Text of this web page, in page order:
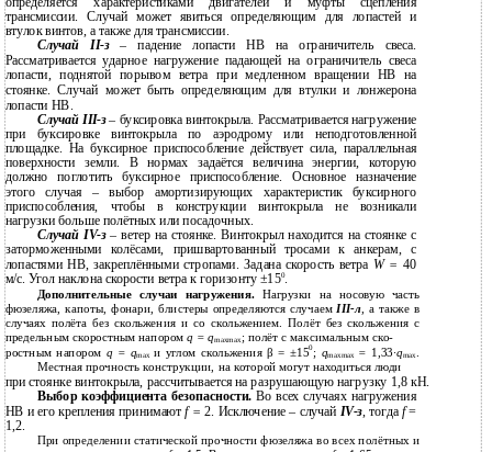
трансмиссии. Случай может явиться определяющим для лопастей и
втулок винтов, а также для трансмиссии.
СлучайII-з
– падение лопасти НВ на ограничитель свеса.
Рассматривается ударное нагружение падающей на ограничитель свеса
лопасти, поднятой порывом ветра при медленном вращении НВ на
стоянке. Случай может быть определяющим для втулки и лонжерона
лопасти НВ.
СлучайIII-з – буксировка винтокрыла. Рассматривается нагружение
при буксировке винтокрыла по аэродрому или неподготовленной
площадке. На буксирное приспособление действует сила, параллельная
поверхности земли. В нормах задаётся величина энергии, которую
должно поглотить буксирное приспособление. Основное назначение
этого случая – выбор амортизирующих характеристик буксирного
приспособления, чтобы в конструкции винтокрыла не возникали
нагрузки больше полётных или посадочных.
Случай IV-з – ветер на стоянке. Винтокрыл находится на стоянке с
заторможенными колёсами, пришвартованный тросами к анкерам, с
лопастями НВ, закреплёнными стропами. Задана скорость ветра W = 40
м/с. Угол наклона скорости ветра к горизонту ±150.
Дополнительные случаи нагружения. Нагрузки на носовую часть
фюзеляжа, капоты, фонари, блистеры определяются случаем III-л, а также в
случаях полёта без скольжения и со скольжением. Полёт без скольжения с
предельным скоростным напоромq = qmaxmax ; полёт с максимальным ско-
ростным напором q = qmахи углом скольжения β = ±150; qmaxmax = 1,33·qmах.
Местная прочность конструкции, на которой могут находиться люди
при стоянке винтокрыла, рассчитывается на разрушающую нагрузку 1,8 кН.
Выбор коэффициента безопасности.Во всех случаях нагружения
НВ и его крепления принимаютf = 2. Исключение – случай IV-з,тогда f=
1,2.
При определении статической прочности фюзеляжа во всех полётных и